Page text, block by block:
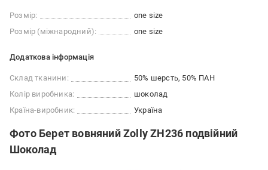
Розмір:
one size
Розмір (міжнародний):
one size
Додаткова інформація
Склад тканини:
50% шерсть, 50% ПАН
Колір виробника:
шоколад
Країна-виробник:
Україна
Фото Берет вовняний Zolly ZH236 подвійний
Шоколад